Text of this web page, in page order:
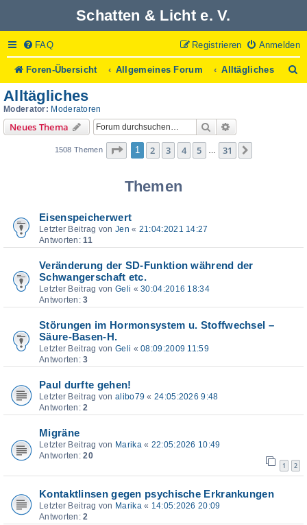
Schatten & Licht e. V.
FAQ Anmelden
Registrieren
Foren-Übersicht Allgemeines Forum Alltägliches
u
Alltägliches
Moderator: Moderatoren
Neues Thema Suche
1508 Themen Seite 1von 31
1 2 3 4 5 … 31
Themen
Eisenspeicherwert
Letzter Beitrag von Jen « 21:04:2021 14:27
Antworten:11
Veränderung der SD-Funktion während der
Schwangerschaft etc.
Letzter Beitrag von Geli «30:04:2016 18:34
Antworten:3
Störungen im Hormonsystem u. Stoffwechsel –
Säure-Basen-H.
Letzter Beitrag von Geli «08:09:2009 11:59
Antworten:3
Paul durfte gehen!
Letzter Beitrag von alibo79 «24:05:2026 9:48
Antworten:2
Migräne
Letzter Beitrag von Marika« 22:05:2026 10:49
Antworten:20
1 2
Kontaktlinsen gegen psychische Erkrankungen
Letzter Beitrag von Marika« 14:05:2026 20:09
Antworten:2